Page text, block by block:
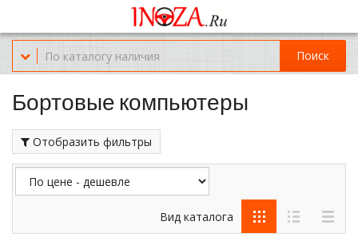
Офис обслуживания г.Краснодар (KRD) Куликова Поля 2 (магазин
Нож-мясо)
8-(967)-300-69-11
Поиск
Бортовые компьютеры
Отобразить фильтры
Вид каталога